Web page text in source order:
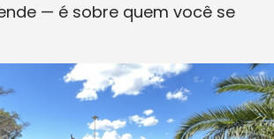
— é sobre quem você se